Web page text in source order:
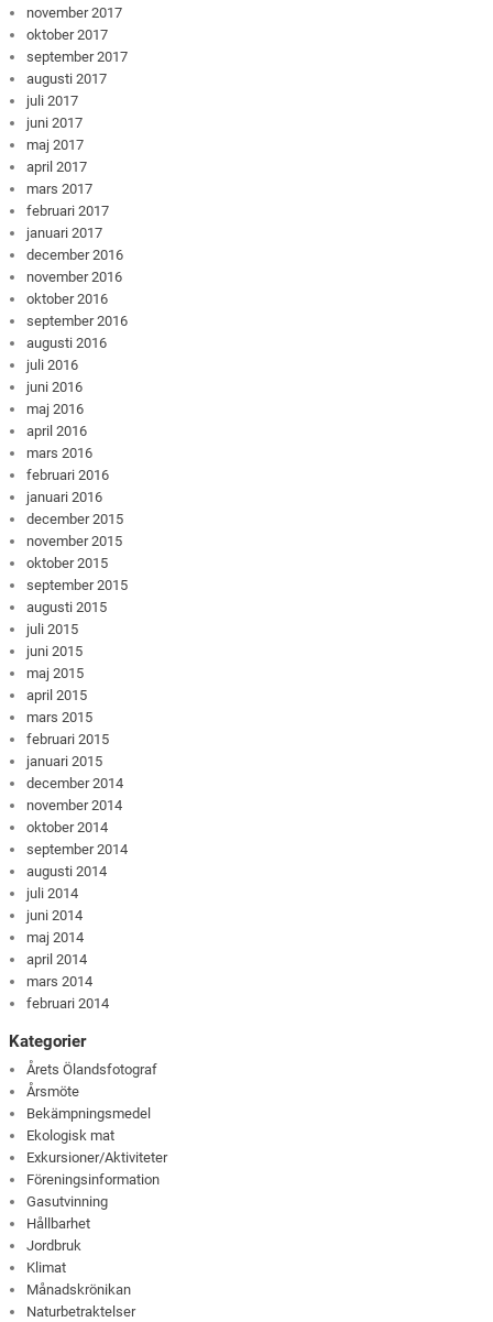
november 2017
oktober 2017
september 2017
augusti 2017
juli 2017
juni 2017
maj 2017
april 2017
mars 2017
februari 2017
januari 2017
december 2016
november 2016
oktober 2016
september 2016
augusti 2016
juli 2016
juni 2016
maj 2016
april 2016
mars 2016
februari 2016
januari 2016
december 2015
november 2015
oktober 2015
september 2015
augusti 2015
juli 2015
juni 2015
maj 2015
april 2015
mars 2015
februari 2015
januari 2015
december 2014
november 2014
oktober 2014
september 2014
augusti 2014
juli 2014
juni 2014
maj 2014
april 2014
mars 2014
februari 2014
Kategorier
Årets Ölandsfotograf
Årsmöte
Bekämpningsmedel
Ekologisk mat
Exkursioner/Aktiviteter
Föreningsinformation
Gasutvinning
Hållbarhet
Jordbruk
Klimat
Månadskrönikan
Naturbetraktelser